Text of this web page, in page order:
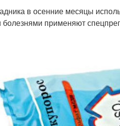
в осенние месяцы
болезнями применяют